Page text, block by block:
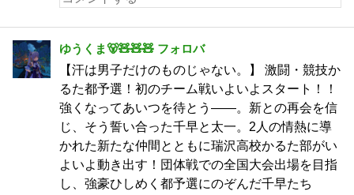
ゆうくま🐻🧸🧸🧸 フォロバ
【汗は男子だけのものじゃない。】 激闘・競技か
るた都予選！初のチーム戦いよいよスタート！！
強くなってあいつを待とう――。新との再会を信
じ、そう誓い合った千早と太一。2人の情熱に導
かれた新たな仲間とともに瑞沢高校かるた部がい
よいよ動き出す！団体戦での全国大会出場を目指
し、強豪ひしめく都予選にのぞんだ千早たち